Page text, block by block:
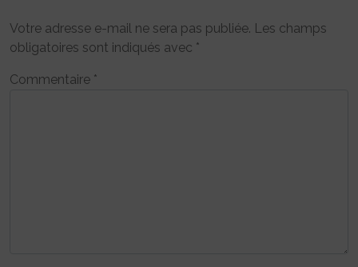
Votre adresse e-mail ne sera pas publiée. Les champs
obligatoires sont indiqués avec *
Commentaire *